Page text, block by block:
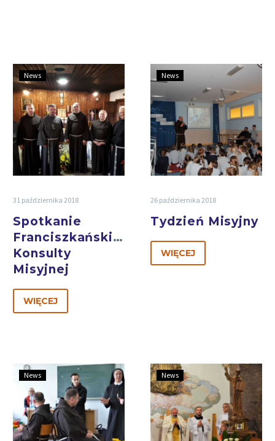
News
31 października 2018
Spotkanie
Franciszkańskiej
Konsulty
Misyjnej
WIĘCEJ
News
26 października 2018
Tydzień Misyjny
WIĘCEJ
News News